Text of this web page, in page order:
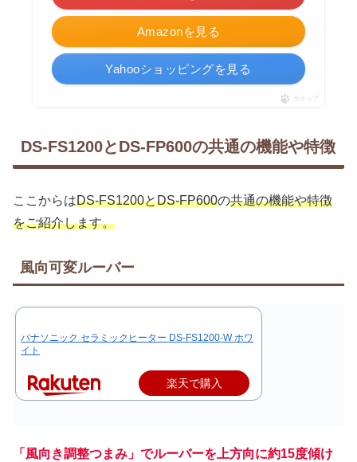
Amazonを見る
Yahooショッピングを見る
ポチップ
DS-FS1200とDS-FP600の共通の機能や特徴
ここからはDS-FS1200とDS-FP600の共通の機能や特徴
をご紹介します。
風向可変ルーバー
パナソニック セラミックヒーター DS-FS1200-W ホワ
イト
楽天で購入
「風向き調整つまみ」でルーバーを上方向に約15度傾け